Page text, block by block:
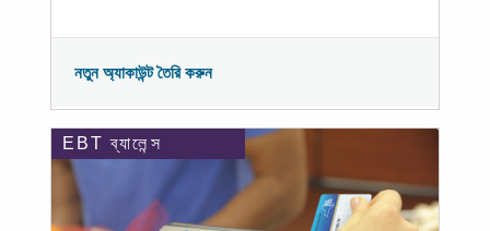
নতুন অ্যাকাউন্ট তৈরি করুন
EBT ব্যালেন্স